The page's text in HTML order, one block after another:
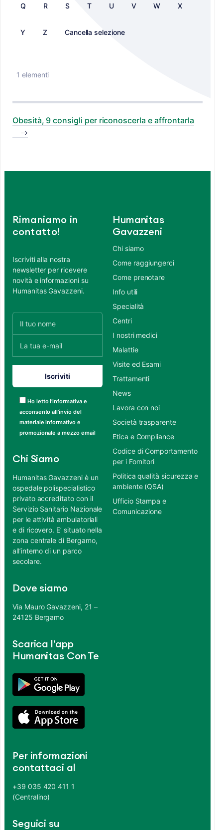
Q R S T U V W X
Y Z Cancella selezione
1 elementi
Obesità, 9 consigli per riconoscerla e affrontarla
Rimaniamo in
contatto!
Iscriviti alla nostra
newsletter per ricevere
novità e informazioni su
Humanitas Gavazzeni.
Ho letto l’informativa e
acconsento all’invio del
materiale informativo e
promozionale a mezzo email
Chi Siamo
Humanitas Gavazzeni è un
ospedale polispecialistico
privato accreditato con il
Servizio Sanitario Nazionale
per le attività ambulatoriali
e di ricovero. E’ situato nella
zona centrale di Bergamo,
all’interno di un parco
secolare.
Dove siamo
Via Mauro Gavazzeni, 21 –
24125 Bergamo
Scarica l’app
Humanitas Con Te
Per informazioni
contattaci al
+39 035 420 411 1
(Centralino)
Seguici su
Humanitas
Gavazzeni
Chi siamo
Come raggiungerci
Come prenotare
Info utili
Specialità
Centri
I nostri medici
Malattie
Visite ed Esami
Trattamenti
News
Lavora con noi
Società trasparente
Etica e Compliance
Codice di Comportamento
per i Fornitori
Politica qualità sicurezza e
ambiente (QSA)
Ufficio Stampa e
Comunicazione